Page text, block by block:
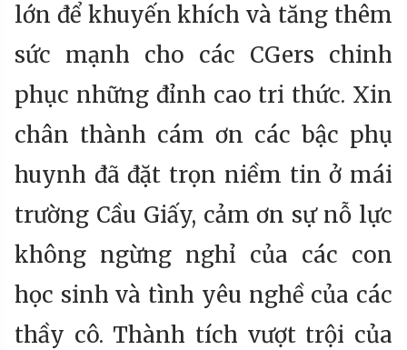
lớn để khuyến khích và tăng thêm
sức mạnh cho các CGers chinh
phục những đỉnh cao tri thức. Xin
chân thành cám ơn các bậc phụ
huynh đã đặt trọn niềm tin ở mái
trường Cầu Giấy, cảm ơn sự nỗ lực
không ngừng nghỉ của các con
học sinh và tình yêu nghề của các
thầy cô. Thành tích vượt trội của